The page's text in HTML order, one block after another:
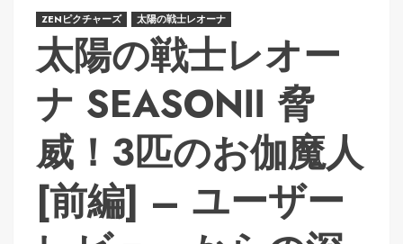
ZENピクチャーズ 太陽の戦士レオーナ
太陽の戦士レオー
ナ SEASONⅡ 脅
威！3匹のお伽魔人
[前編] – ユーザー